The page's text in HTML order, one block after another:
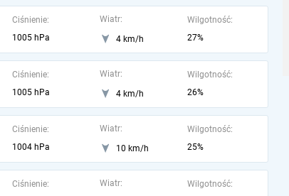
Ciśnienie:
1005 hPa
Wiatr:
4 km/h
Wilgotność:
27%
Ciśnienie:
1005 hPa
Wiatr:
4 km/h
Wilgotność:
26%
Ciśnienie:
1004 hPa
Wiatr:
10 km/h
Wilgotność:
25%
Ciśnienie:
Wiatr:
Wilgotność: